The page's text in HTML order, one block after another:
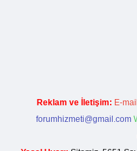
Reklam ve İletişim: E-
forumhizmeti@gmail.com